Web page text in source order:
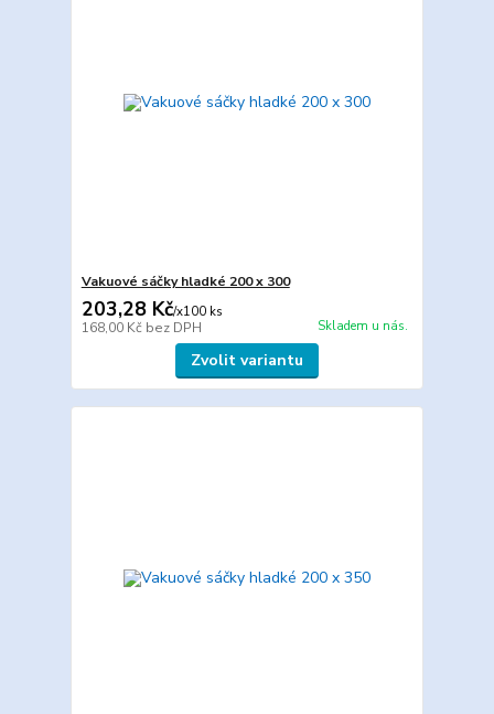
Vakuové sáčky hladké 200 x 300
203,28 Kč/x100 ks
168,00 Kč bez DPH Skladem u nás.
Zvolit variantu